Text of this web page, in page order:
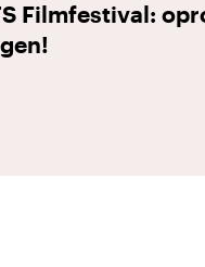
Filmfestival: